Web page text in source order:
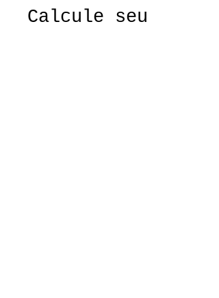
Calcule seu